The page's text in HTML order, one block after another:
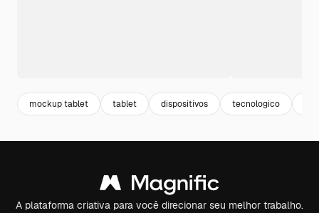
mockup tablet tablet dispositivos tecnologico
A plataforma criativa para você direcionar seu melhor trabalho.